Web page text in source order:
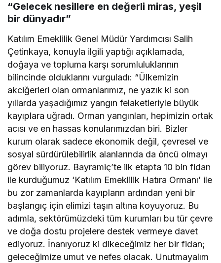
“Gelecek nesillere en değerli miras, yeşil
bir dünyadır”
Katılım Emeklilik Genel Müdür Yardımcısı Salih
Çetinkaya, konuyla ilgili yaptığı açıklamada,
doğaya ve topluma karşı sorumluluklarının
bilincinde olduklarını vurguladı: “Ülkemizin
akciğerleri olan ormanlarımız, ne yazık ki son
yıllarda yaşadığımız yangın felaketleriyle büyük
kayıplara uğradı. Orman yangınları, hepimizin ortak
acısı ve en hassas konularımızdan biri. Bizler
kurum olarak sadece ekonomik değil, çevresel ve
sosyal sürdürülebilirlik alanlarında da öncü olmayı
görev biliyoruz. Bayramiç’te ilk etapta 10 bin fidan
ile kurduğumuz ‘Katılım Emeklilik Hatıra Ormanı’ ile
bu zor zamanlarda kayıpların ardından yeni bir
başlangıç için elimizi taşın altına koyuyoruz. Bu
adımla, sektörümüzdeki tüm kurumları bu tür çevre
ve doğa dostu projelere destek vermeye davet
ediyoruz. İnanıyoruz ki dikeceğimiz her bir fidan;
geleceğimize umut ve nefes olacak. Unutmayalım